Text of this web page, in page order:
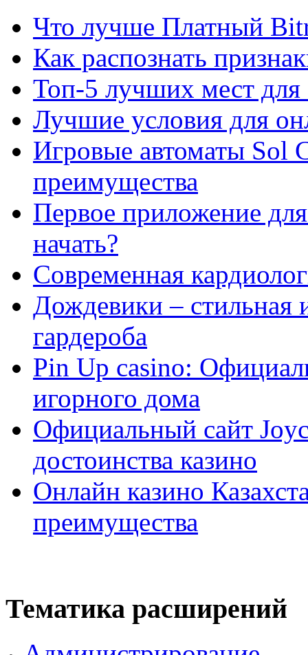
Что лучше Платный
Как распознать
Топ-5 лучших мест для
Лучшие условия для
Игровые автоматы Sol
преимущества
Первое приложение
начать?
Современная
Дождевики – стильная
гардероба
Pin Up casino:
игорного дома
Официальный сайт
достоинства казино
Онлайн казино
преимущества
Тематика расширений